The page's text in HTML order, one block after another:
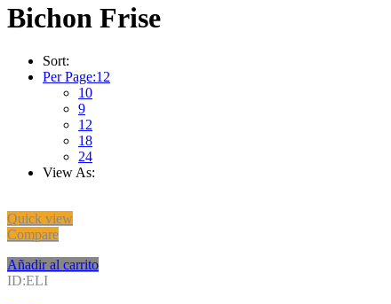
Bichon Frise
Sort:
Per Page:12
10
9
12
18
24
View As:
Quick view
Compare
Añadir al carrito
ID:ELI